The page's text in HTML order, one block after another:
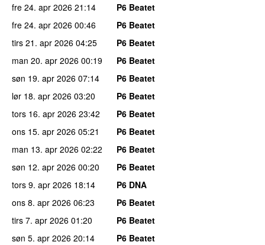
fre 24. apr 2026 21:14
P6 Beatet
fre 24. apr 2026 00:46
P6 Beatet
tirs 21. apr 2026 04:25
P6 Beatet
man 20. apr 2026 00:19
P6 Beatet
søn 19. apr 2026 07:14
P6 Beatet
lør 18. apr 2026 03:20
P6 Beatet
tors 16. apr 2026 23:42
P6 Beatet
ons 15. apr 2026 05:21
P6 Beatet
man 13. apr 2026 02:22
P6 Beatet
søn 12. apr 2026 00:20
P6 Beatet
tors 9. apr 2026 18:14
P6 DNA
ons 8. apr 2026 06:23
P6 Beatet
tirs 7. apr 2026 01:20
P6 Beatet
søn 5. apr 2026 20:14
P6 Beatet